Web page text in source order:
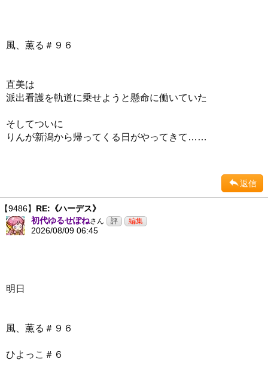
風、薫る＃９６
直美は
派出看護を軌道に乗せようと懸命に働いていた
そしてついに
りんが新潟から帰ってくる日がやってきて……
返信
【9486】 RE:《ハーデス》
初代ゆるせぽねさん
2026/08/09 06:45
明日
風、薫る＃９６
ひよっこ＃６